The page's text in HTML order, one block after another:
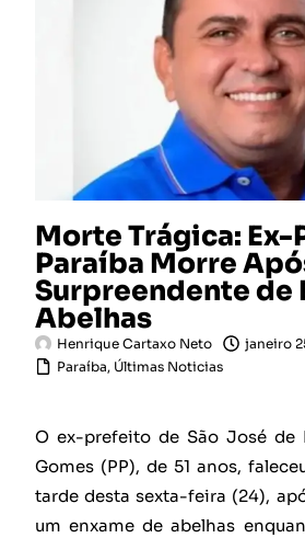
Morte Trágica:
Paraíba Morre
Surpreendente de
Abelhas
Henrique Cartaxo Neto
janeiro
Paraíba, Últimas Noticias
O ex-prefeito de São José de
Gomes (PP), de 51 anos,
tarde desta sexta-feira (24),
um enxame de abelhas